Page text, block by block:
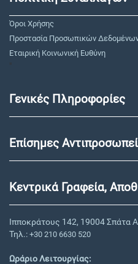
Όροι Χρήσης
Προστασία Προσωπικών
Εταιρική Κοινωνική Ευθύνη
"
Γενικές Πληροφορίες
Επίσημες
Κεντρικά Γραφεία,
Ιπποκράτους 142, 19004 Σπάτα
Τηλ.: +30 210 6630 520
Ωράριο Λειτουργίας: